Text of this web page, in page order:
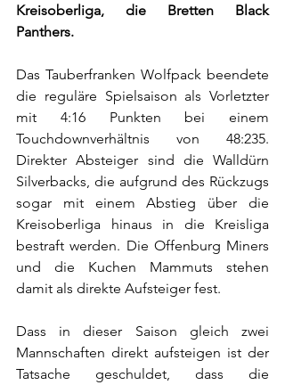
Kreisoberliga, die Bretten Black
Panthers.
Das Tauberfranken Wolfpack beendete
die reguläre Spielsaison als Vorletzter
mit 4:16 Punkten bei einem
Touchdownverhältnis von 48:235.
Direkter Absteiger sind die Walldürn
Silverbacks, die aufgrund des Rückzugs
sogar mit einem Abstieg über die
Kreisoberliga hinaus in die Kreisliga
bestraft werden. Die Offenburg Miners
und die Kuchen Mammuts stehen
damit als direkte Aufsteiger fest.
Dass in dieser Saison gleich zwei
Mannschaften direkt aufsteigen ist der
Tatsache geschuldet, dass die